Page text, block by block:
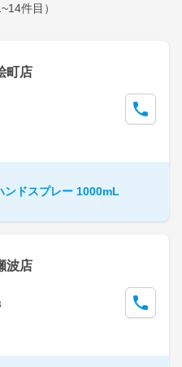
件目）
町店
ンドスプレー 1000mL
波店